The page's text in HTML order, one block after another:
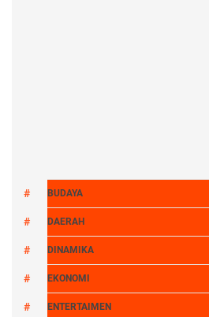
BUDAYA
DAERAH
DINAMIKA
EKONOMI
ENTERTAIMEN